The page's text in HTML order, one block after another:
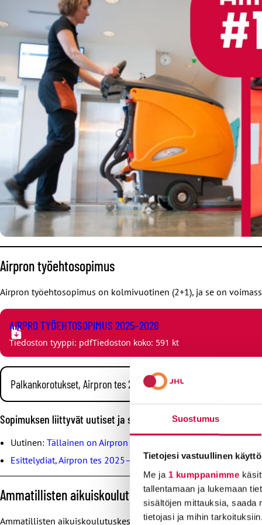
Suostumus
Tietojesi vastuullinen käyttö
Me ja 1 kumppanimme
tallentamaan ja lukemaan
sisältöjen mittauksia, saada
tietojasi ja mihin tarkoituksiin.
Airpron työehtosopimus
Airpron työehtosopimus on kolmivuotinen (2+1), ja se on
AIRPRO TYÖEHTOSOPIMUS 2025–2028
Tiedoston tyyppi: pdfTiedoston koko: 591 kt
Palkankorotukset, Airpron tes 2025–2028
1.7.2026: yleiskorotus 2,9 %. Korotus käytetään ensisijaisesti
mennessä.
1.7.2027: korotus 2,4 %. Vuoden 2027 palkankorotukset
sopuun paikallisesti, 2,4 % maksetaan yleiskorotuksena.
Sopimuksen liittyvät uutiset ja sopimuksen esittely
Uutinen: Tällainen on Airpron uusi työehtosopimus
Esittelydiat, Airpron tes 2025–2028.
Ammatillisten aikuiskoulutuskeskusten
Ammatillisten aikuiskoulutuskeskusten hallinto- ja